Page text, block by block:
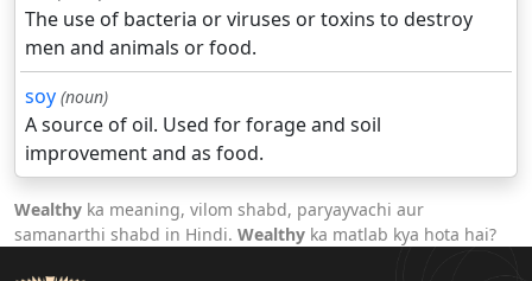
The use of bacteria or viruses or toxins to destroy
men and animals or food.
soy (noun)
A source of oil. Used for forage and soil
improvement and as food.
Wealthy ka meaning, vilom shabd, paryayvachi aur
samanarthi shabd in Hindi. Wealthy ka matlab kya hota hai?